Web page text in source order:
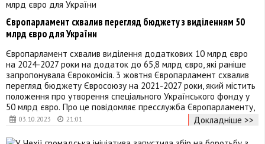
03.10.2023 21:01
Європарламент схвалив перегляд бюджету з виділенням 50
млрд євро для України
Європарламент схвалив виділення додаткових 10 млрд євро
на 2024-2027 роки на додаток до 65,8 млрд євро, які раніше
запропонувала Єврокомісія. 3 жовтня Європарламент схвалив
перегляд бюджету Євросоюзу на 2021-2027 роки, який містить
положення про утворення спеціального Українського фонду у
50 млрд євро. Про це повідомляє пресслужба Європарламенту,
Докладніше >>